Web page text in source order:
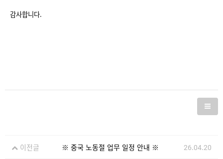
감사합니다.
이전글 ※ 중국 노동절 업무 일정 안내 ※ 26.04.20